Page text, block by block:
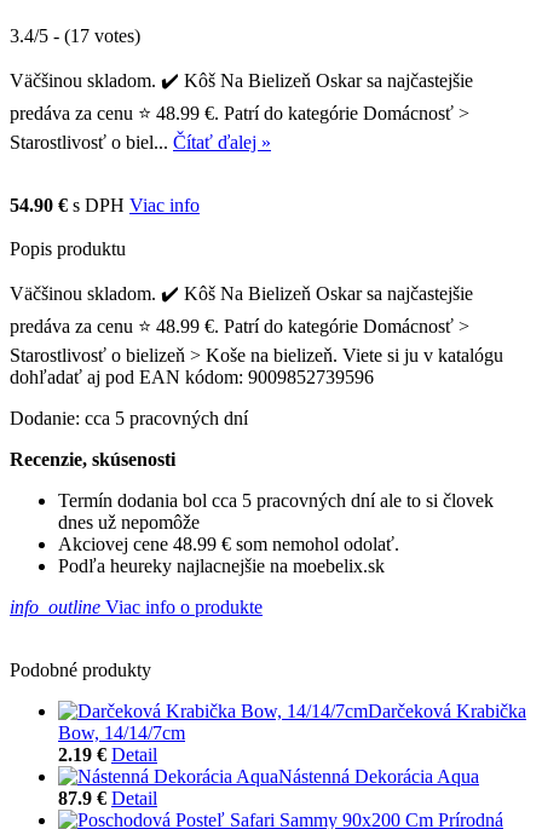
3.4/5 - (17 votes)
Väčšinou skladom. ✔️ Kôš Na Bielizeň Oskar sa najčastejšie
predáva za cenu ⭐ 48.99 €. Patrí do kategórie Domácnosť >
Starostlivosť o biel... Čítať ďalej »
54.90 € s DPH Viac info
Popis produktu
Väčšinou skladom. ✔️ Kôš Na Bielizeň Oskar sa najčastejšie
predáva za cenu ⭐ 48.99 €. Patrí do kategórie Domácnosť >
Starostlivosť o bielizeň > Koše na bielizeň. Viete si ju v katalógu
dohľadať aj pod EAN kódom: 9009852739596
Dodanie: cca 5 pracovných dní
Recenzie, skúsenosti
Termín dodania bol cca 5 pracovných dní ale to si človek
dnes už nepomôže
Akciovej cene 48.99 € som nemohol odolať.
Podľa heureky najlacnejšie na moebelix.sk
info_outline Viac info o produkte
Podobné produkty
Darčeková Krabička
Bow, 14/14/7cm
2.19 € Detail
Nástenná Dekorácia Aqua
87.9 € Detail